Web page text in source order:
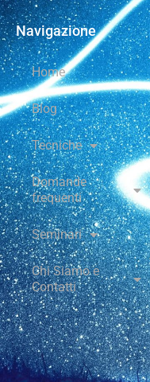
Navigazione
Home
Blog
Tecniche
Domande
frequenti
Seminari
Chi Siamo e
Contatti